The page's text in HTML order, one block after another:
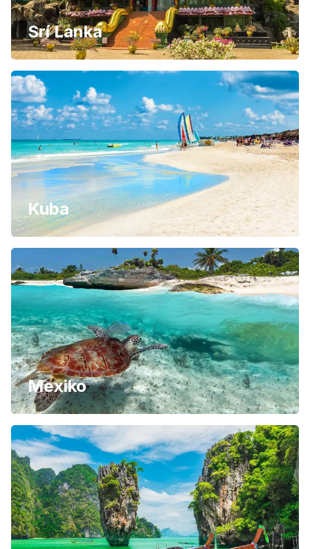
Srí Lanka
Kuba
Mexiko